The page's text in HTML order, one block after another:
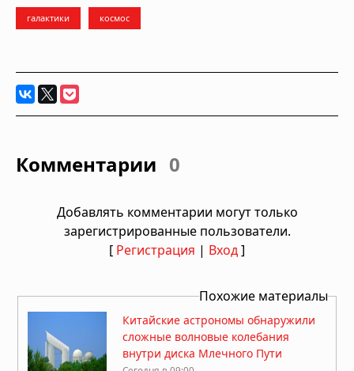
галактики космос
Комментарии 0
Добавлять комментарии могут только
зарегистрированные пользователи.
[ Регистрация | Вход]
Похожие материалы
Китайские астрономы обнаружили
сложные волновые колебания
внутри диска Млечного Пути